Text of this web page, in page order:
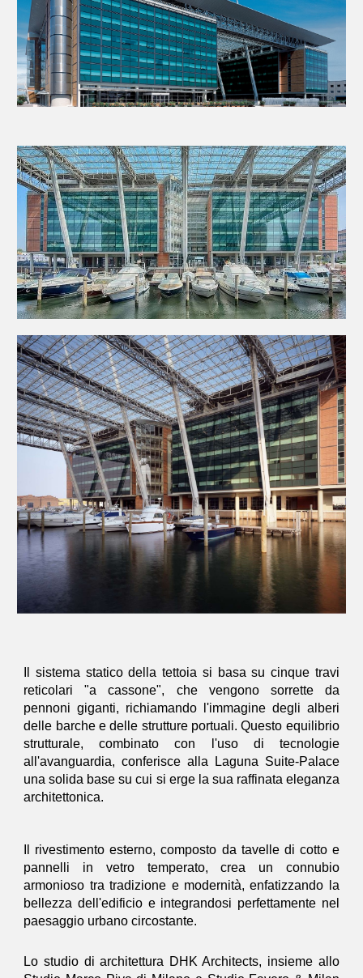
Il sistema statico della tettoia si basa su cinque travi
reticolari "a cassone", che vengono sorrette da
pennoni giganti, richiamando l'immagine degli alberi
delle barche e delle strutture portuali. Questo equilibrio
strutturale, combinato con l'uso di tecnologie
all'avanguardia, conferisce alla Laguna Suite-Palace
una solida base su cui si erge la sua raffinata eleganza
architettonica.
Il rivestimento esterno, composto da tavelle di cotto e
pannelli in vetro temperato, crea un connubio
armonioso tra tradizione e modernità, enfatizzando la
bellezza dell'edificio e integrandosi perfettamente nel
paesaggio urbano circostante.
Lo studio di architettura DHK Architects, insieme allo